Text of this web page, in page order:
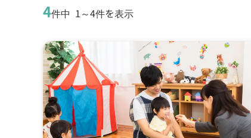
4件中 1～4件を表示